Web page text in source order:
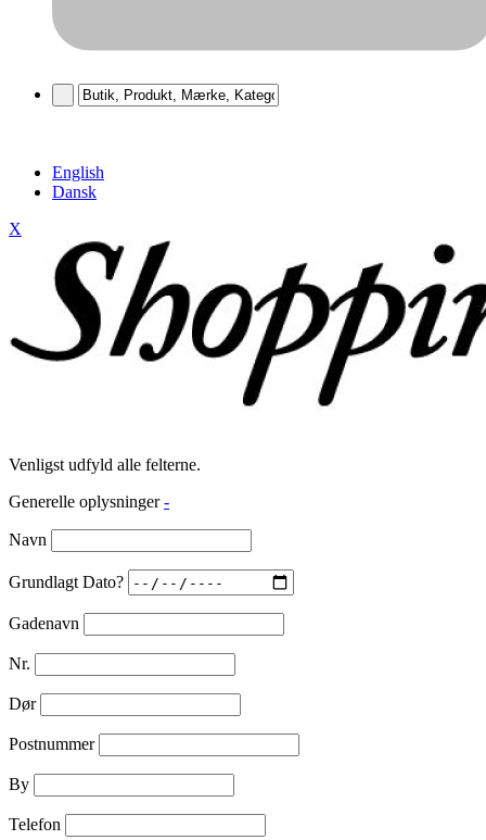
English
Dansk
X
Venligst udfyld alle felterne.
Generelle oplysninger -
Navn
Grundlagt Dato?
Gadenavn
Nr.
Dør
Postnummer
By
Telefon